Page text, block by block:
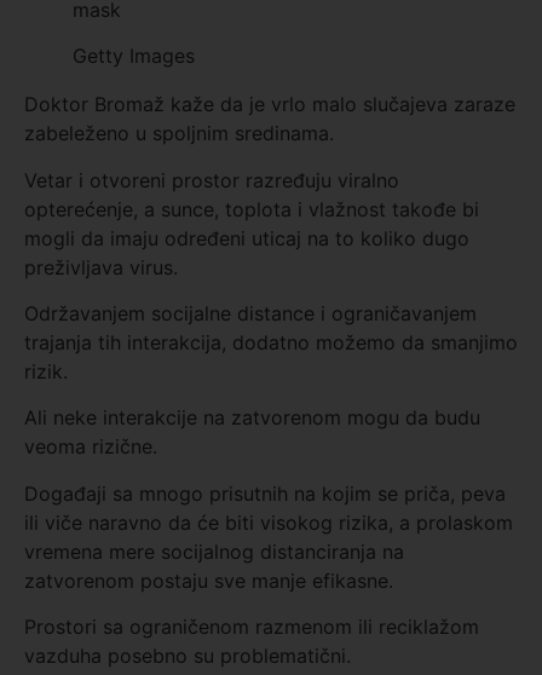
Getty Images
Doktor Bromaž kaže da je vrlo malo slučajeva zaraze
zabeleženo u spoljnim sredinama.
Vetar i otvoreni prostor razređuju viralno
opterećenje, a sunce, toplota i vlažnost takođe bi
mogli da imaju određeni uticaj na to koliko dugo
preživljava virus.
Održavanjem socijalne distance i ograničavanjem
trajanja tih interakcija, dodatno možemo da smanjimo
rizik.
Ali neke interakcije na zatvorenom mogu da budu
veoma rizične.
Događaji sa mnogo prisutnih na kojim se priča, peva
ili viče naravno da će biti visokog rizika, a prolaskom
vremena mere socijalnog distanciranja na
zatvorenom postaju sve manje efikasne.
Prostori sa ograničenom razmenom ili reciklažom
vazduha posebno su problematični.